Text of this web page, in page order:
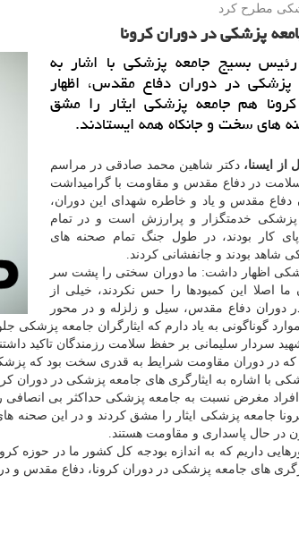
مطرح كرد
پزشكی در دوران كرونا
بسیج جامعه پزشكی با اشار به
در دوران دفاع مقدس، اظهار
هم جامعه پزشكی ایثار را مشق
های سخت و جانكاه همه ایستادند.
از ایسنا،دکتر شاهین محمد صادقی در مراسم
در دفاع مقدس و مقاومت با گرامیداشت
دفاع مقدس و یاد و خاطره شهدای این دوران،
خدمتگزار و پرارزش است و در تمام
پای کار بودند، در طول جنگ تمام صحنه های
شاهد بودند و جانفشانی کردند.
اظهار داشت: ما دوران سختی را پشت سر
اصلا این کمبودها را حس نکردند، خیلی از
دوران دفاع مقدس، سیل و زلزله و در محور
گوناگونی به یاد دارم که ایثارگران جامعه پزشکی
سردار سلیمانی بر حفظ سلامت رزمندگان تاکید
که در دوران مقاومت شرایط به قدری سخت بود که
با اشاره به ایثارگری های جامعه پزشکی در دوران
افراد مغرض نسبت به جامعه پزشکی حداکثر بی انصافی
جامعه پزشکی ایثار را مشق کردند و در این صحنه
در حال پاسداری و مقاومت هستند.
داریم که به اندازه بودجه کل کشور ما در حوزه
های جامعه پزشکی در دوران کرونا، دفاع مقدس و